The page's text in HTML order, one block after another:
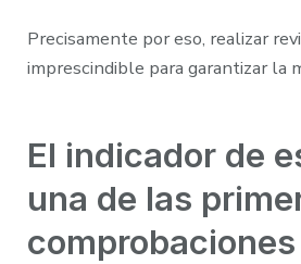
Precisamente por eso, realizar
imprescindible para garantizar la
El indicador de
una de las
comprobaciones